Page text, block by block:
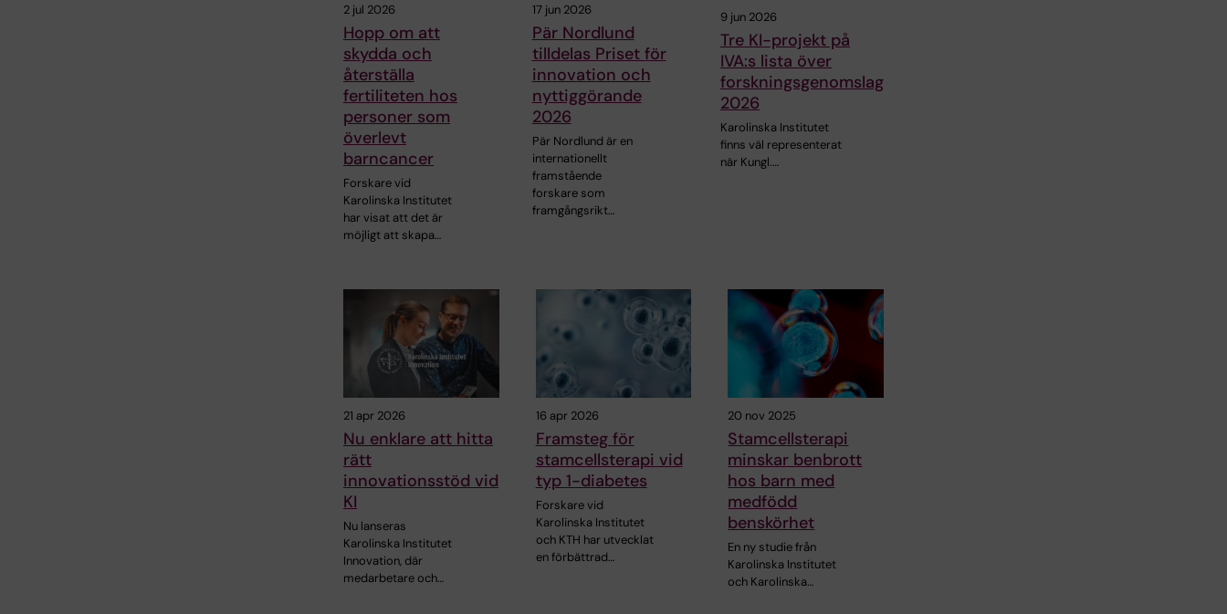
2 jul 2026
Hopp om att
skydda och
återställa
fertiliteten hos
personer som
överlevt
barncancer
Forskare vid
Karolinska Institutet
har visat att det är
möjligt att skapa…
17 jun 2026
Pär Nordlund
tilldelas Priset för
innovation och
nyttiggörande
2026
Pär Nordlund är en
internationellt
framstående
forskare som
framgångsrikt…
9 jun 2026
Tre KI-projekt på
IVA:s lista över
forskningsgenomslag
2026
Karolinska Institutet
finns väl representerat
när Kungl.…
21 apr 2026
Nu enklare att hitta
rätt
innovationsstöd vid
KI
Nu lanseras
Karolinska Institutet
Innovation, där
medarbetare och…
16 apr 2026
Framsteg för
stamcellsterapi vid
typ 1-diabetes
Forskare vid
Karolinska Institutet
och KTH har utvecklat
en förbättrad…
20 nov 2025
Stamcellsterapi
minskar benbrott
hos barn med
medfödd
benskörhet
En ny studie från
Karolinska Institutet
och Karolinska…